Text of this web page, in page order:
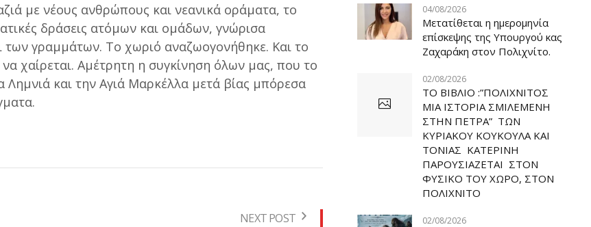
με νέους ανθρώπους και νεανικά οράματα, το
δράσεις ατόμων και ομάδων, γνώρισα
των γραμμάτων. Το χωριό αναζωογονήθηκε. Και το
χαίρεται. Αμέτρητη η συγκίνηση όλων μας, που το
Λημνιά και την Αγιά Μαρκέλλα μετά βίας μπόρεσα
NEXT POST
04/08/2026
Μετατίθεται η ημερομηνία
επίσκεψης της Υπουργού κας
Ζαχαράκη στον Πολιχνίτο.
02/08/2026
ΤΟ ΒΙΒΛΙΟ :”ΠΟΛΙΧΝΙΤΟΣ
ΜΙΑ ΙΣΤΟΡΙΑ ΣΜΙΛΕΜΕΝΗ
ΣΤΗΝ ΠΕΤΡΑ” ΤΩΝ
ΚΥΡΙΑΚΟΥ ΚΟΥΚΟΥΛΑ ΚΑΙ
ΤΟΝΙΑΣ ΚΑΤΕΡΙΝΗ
ΠΑΡΟΥΣΙΑΖΕΤΑΙ ΣΤΟΝ
ΦΥΣΙΚΟ ΤOY ΧΩΡΟ, ΣΤΟΝ
ΠΟΛΙΧΝΙΤΟ
02/08/2026